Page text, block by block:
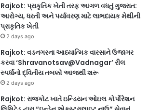
Rajkot: પ્રાકૃતિક ખેતી તરફ આગળ વધતું ગુજરાત:
આરોગ્ય, ધરતી અને પર્યાવરણ માટે લાભદાયક મેથીની
પ્રાકૃતિક ખેતી
2 days ago
Rajkot: વડનગરના આધ્યાત્મિક વારસાને ઉજાગર
કરવા ‘Shravanotsav@Vadnagar’ રીલ
સ્પર્ધાનો દ્વિતીય તબક્કો આજથી શરૂ
2 days ago
Rajkot: રાજકોટ ખાતે ઇન્ડિયન ઓઇલ કોર્પોરેશન